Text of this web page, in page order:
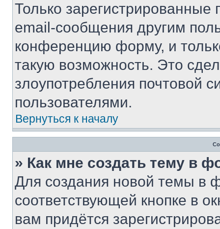
Только зарегистрированные
email-сообщения другим
конференцию форму, и
такую возможность. Это
злоупотребления почтовой
пользователями.
Вернуться к началу
» Как мне создать тему в
Для создания новой темы в
соответствующей кнопке в
вам придётся